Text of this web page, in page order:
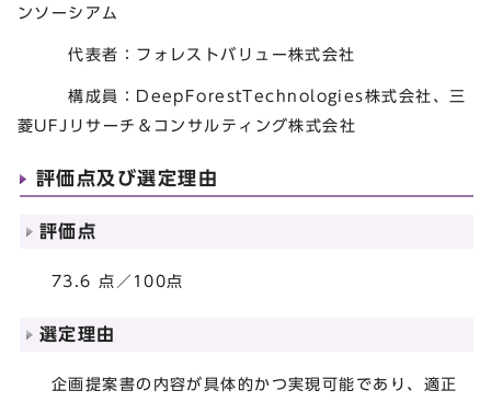
ンソーシアム
代表者：フォレストバリュー株式会社
構成員：DeepForestTechnologies株式会社、三
菱UFJリサーチ＆コンサルティング株式会社
評価点及び選定理由
評価点
73.6 点／100点
選定理由
企画提案書の内容が具体的かつ実現可能であり、適正